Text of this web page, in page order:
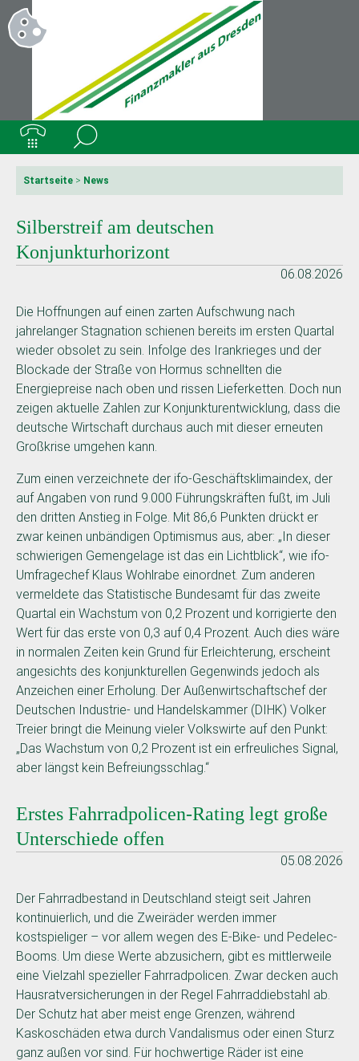
Startseite > News
Silberstreif am deutschen
Konjunkturhorizont
06.08.2026
Die Hoffnungen auf einen zarten Aufschwung nach
jahrelanger Stagnation schienen bereits im ersten Quartal
wieder obsolet zu sein. Infolge des Irankrieges und der
Blockade der Straße von Hormus schnellten die
Energiepreise nach oben und rissen Lieferketten. Doch nun
zeigen aktuelle Zahlen zur Konjunkturentwicklung, dass die
deutsche Wirtschaft durchaus auch mit dieser erneuten
Großkrise umgehen kann.
Zum einen verzeichnete der ifo-Geschäftsklimaindex, der
auf Angaben von rund 9.000 Führungskräften fußt, im Juli
den dritten Anstieg in Folge. Mit 86,6 Punkten drückt er
zwar keinen unbändigen Optimismus aus, aber: „In dieser
schwierigen Gemengelage ist das ein Lichtblick“, wie ifo-
Umfragechef Klaus Wohlrabe einordnet. Zum anderen
vermeldete das Statistische Bundesamt für das zweite
Quartal ein Wachstum von 0,2 Prozent und korrigierte den
Wert für das erste von 0,3 auf 0,4 Prozent. Auch dies wäre
in normalen Zeiten kein Grund für Erleichterung, erscheint
angesichts des konjunkturellen Gegenwinds jedoch als
Anzeichen einer Erholung. Der Außenwirtschaftschef der
Deutschen Industrie- und Handelskammer (DIHK) Volker
Treier bringt die Meinung vieler Volkswirte auf den Punkt:
„Das Wachstum von 0,2 Prozent ist ein erfreuliches Signal,
aber längst kein Befreiungsschlag.“
Erstes Fahrradpolicen-Rating legt große
Unterschiede offen
05.08.2026
Der Fahrradbestand in Deutschland steigt seit Jahren
kontinuierlich, und die Zweiräder werden immer
kostspieliger – vor allem wegen des E-Bike- und Pedelec-
Booms. Um diese Werte abzusichern, gibt es mittlerweile
eine Vielzahl spezieller Fahrradpolicen. Zwar decken auch
Hausratversicherungen in der Regel Fahrraddiebstahl ab.
Der Schutz hat aber meist enge Grenzen, während
Kaskoschäden etwa durch Vandalismus oder einen Sturz
ganz außen vor sind. Für hochwertige Räder ist eine